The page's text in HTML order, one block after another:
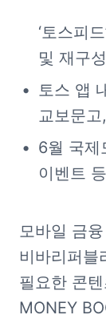
‘토스피
및 재구
토스 앱
교보문고
6월 국제
이벤트
모바일 금융
비바리퍼블
필요한 콘
MONEY